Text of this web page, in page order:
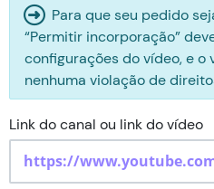
Para que seu pedido
“Permitir incorporação”
configurações do vídeo, e o
nenhuma violação de
Link do canal ou link do vídeo